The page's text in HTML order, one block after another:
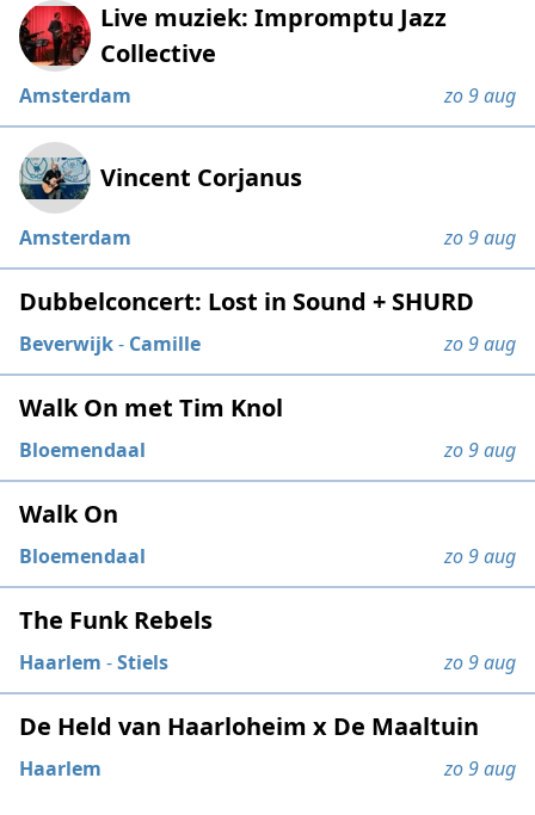
Live muziek: Impromptu Jazz
Collective
Amsterdam zo 9 aug
Vincent Corjanus
Amsterdam zo 9 aug
Dubbelconcert: Lost in Sound + SHURD
Beverwijk- Camille zo 9 aug
Walk On met Tim Knol
Bloemendaal zo 9 aug
Walk On
Bloemendaal zo 9 aug
The Funk Rebels
Haarlem -Stiels zo 9 aug
De Held van Haarloheim x De Maaltuin
Haarlem zo 9 aug